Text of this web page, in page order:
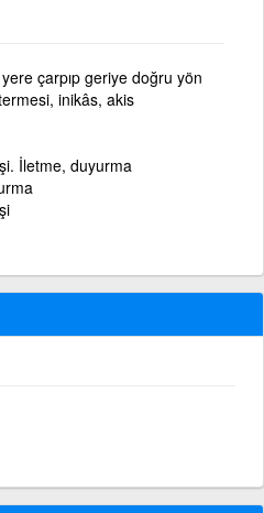
yere çarpıp geriye doğru yön
inikâs, akis
İletme, duyurma